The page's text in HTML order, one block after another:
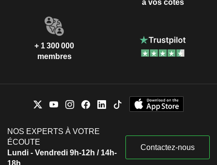
à vos côtés
+ 1 300 000
membres
NOS EXPERTS À VOTRE
ÉCOUTE
Lundi - Vendredi 9h-12h / 14h-
18h
Contactez-nous